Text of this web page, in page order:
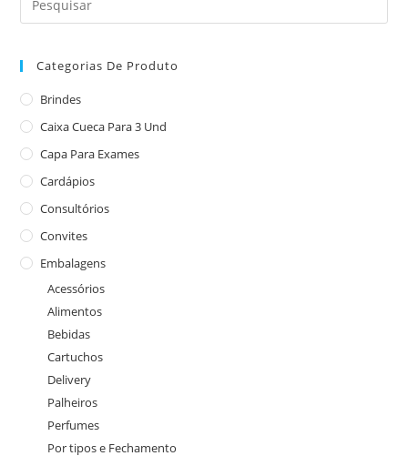
Categorias De Produto
Brindes
Caixa Cueca Para 3 Und
Capa Para Exames
Cardápios
Consultórios
Convites
Embalagens
Acessórios
Alimentos
Bebidas
Cartuchos
Delivery
Palheiros
Perfumes
Por tipos e Fechamento